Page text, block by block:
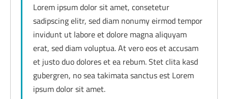
Lorem ipsum dolor sit amet, consetetur
sadipscing elitr, sed diam nonumy eirmod tempor
invidunt ut labore et dolore magna aliquyam
erat, sed diam voluptua. At vero eos et accusam
et justo duo dolores et ea rebum. Stet clita kasd
gubergren, no sea takimata sanctus est Lorem
ipsum dolor sit amet.